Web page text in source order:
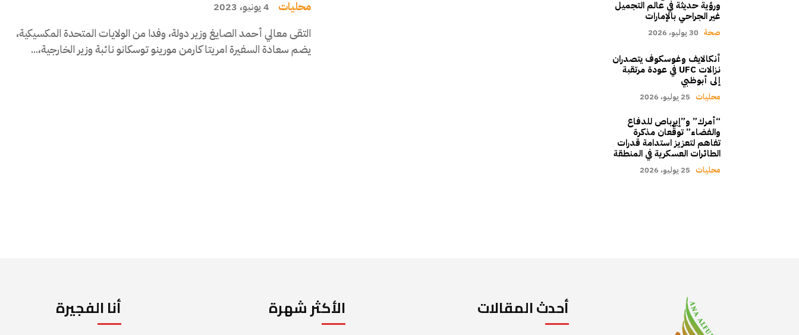
محليات 4 يونيو، 2023
التقى معالي أحمد الصايغ وزير دولة، وفدا من الولايات المتحدة المكسيكية،
يضم سعادة السفيرة امريتا كارمن مورينو توسكانو نائبة وزير الخارجية،...
ورؤية حديثة في عالم التجميل
غير الجراحي بالإمارات
صحة 30 يوليو، 2026
أنكالايف وغوسكوف يتصدران
نزالات UFC في عودة مرتقبة
إلى أبوظبي
محليات 25 يوليو، 2026
“أمرك” و”إيرباص للدفاع
والفضاء” توقّعان مذكرة
تفاهم لتعزيز استدامة قدرات
الطائرات العسكرية في المنطقة
محليات 25 يوليو، 2026
أنا الفجيرة الأكثر شهرة أحدث المقالات